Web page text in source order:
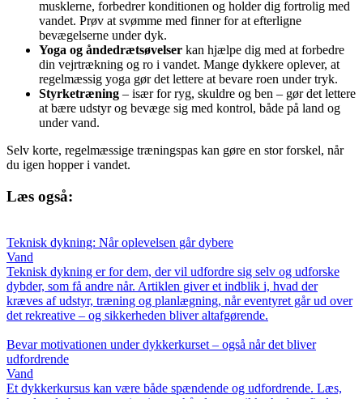
musklerne, forbedrer konditionen og holder dig fortrolig med
vandet. Prøv at svømme med finner for at efterligne
bevægelserne under dyk.
Yoga og åndedrætsøvelser kan hjælpe dig med at forbedre
din vejrtrækning og ro i vandet. Mange dykkere oplever, at
regelmæssig yoga gør det lettere at bevare roen under tryk.
Styrketræning – især for ryg, skuldre og ben – gør det lettere
at bære udstyr og bevæge sig med kontrol, både på land og
under vand.
Selv korte, regelmæssige træningspas kan gøre en stor forskel, når
du igen hopper i vandet.
Læs også:
Teknisk dykning: Når oplevelsen går dybere
Vand
Teknisk dykning er for dem, der vil udfordre sig selv og udforske
dybder, som få andre når. Artiklen giver et indblik i, hvad der
kræves af udstyr, træning og planlægning, når eventyret går ud over
det rekreative – og sikkerheden bliver altafgørende.
Bevar motivationen under dykkerkurset – også når det bliver
udfordrende
Vand
Et dykkerkursus kan være både spændende og udfordrende. Læs,